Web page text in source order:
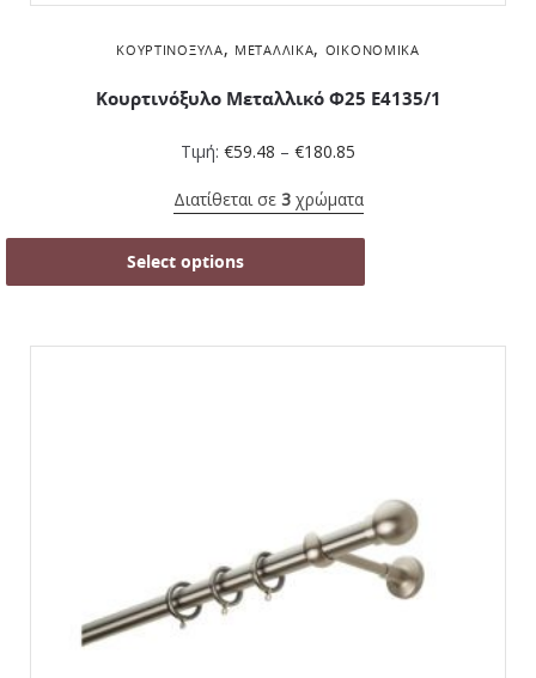
ΚΟΥΡΤΙΝΌΞΥΛΑ, ΜΕΤΑΛΛΙΚΆ, ΟΙΚΟΝΟΜΙΚΆ
Κουρτινόξυλο Μεταλλικό Φ25 Ε4135/1
Τιμή: €59.48 – €180.85
Διατίθεται σε 3χρώματα
Select options